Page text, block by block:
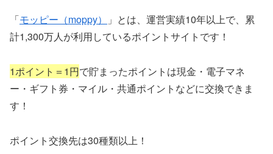
「モッピー（moppy）
」とは、運営実績10年以上で、累
計1,300万人が利用しているポイントサイトです！
1ポイント＝1円で貯まったポイントは現金・電子マネ
ー・ギフト券・マイル・共通ポイントなどに交換できま
す！
ポイント交換先は30種類以上！